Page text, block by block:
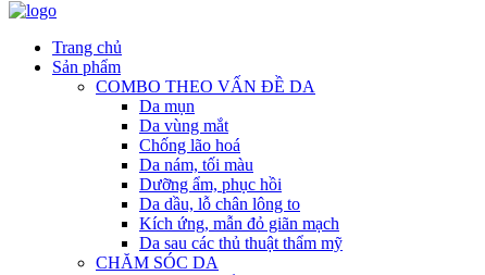
Trang chủ
Sản phẩm
COMBO THEO VẤN ĐỀ DA
Da mụn
Da vùng mắt
Chống lão hoá
Da nám, tối màu
Dưỡng ẩm, phục hồi
Da dầu, lỗ chân lông to
Kích ứng, mẫn đỏ giãn mạch
Da sau các thủ thuật thẩm mỹ
CHĂM SÓC DA